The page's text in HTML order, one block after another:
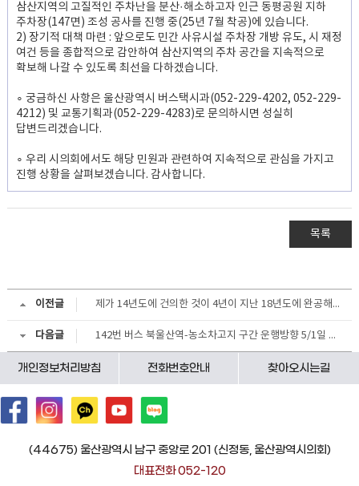
삼산지역의 고질적인 주차난을 분산·해소하고자 인근 동평공원 지하
주차장(147면) 조성 공사를 진행 중(25년 7월 착공)에 있습니다.
2) 장기적 대책 마련 : 앞으로도 민간 사유시설 주차장 개방 유도, 시 재정
여건 등을 종합적으로 감안하여 삼산지역의 주차 공간을 지속적으로
확보해 나갈 수 있도록 최선을 다하겠습니다.
∘ 궁금하신 사항은 울산광역시 버스택시과(052-229-4202, 052-229-
4212) 및 교통기획과(052-229-4283)로 문의하시면 성실히
답변드리겠습니다.
∘ 우리 시의회에서도 해당 민원과 관련하여 지속적으로 관심을 가지고
진행 상황을 살펴보겠습니다. 감사합니다.
목록
이전글 제가 14년도에 건의한 것이 4년이 지난 18년도에 완공해놨더군요
다음글 142번 버스 북울산역-농소차고지 구간 운행방향 5/1일 이전 원복 요청 건
개인정보처리방침 전화번호안내 찾아오시는길
(44675) 울산광역시 남구 중앙로 201 (신정동, 울산광역시의회)
대표전화 052-120